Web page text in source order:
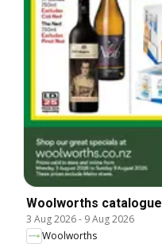
Woolworths catalogue
3 Aug 2026- 9 Aug 2026
Woolworths